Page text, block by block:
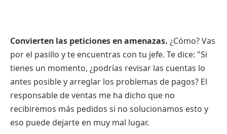
Convierten las peticiones en amenazas. ¿Cómo? Vas
por el pasillo y te encuentras con tu jefe. Te dice: "Si
tienes un momento, ¿podrías revisar las cuentas lo
antes posible y arreglar los problemas de pagos? El
responsable de ventas me ha dicho que no
recibiremos más pedidos si no solucionamos esto y
eso puede dejarte en muy mal lugar.